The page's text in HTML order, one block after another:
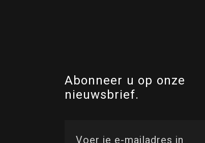
Abonneer u op onze
nieuwsbrief.